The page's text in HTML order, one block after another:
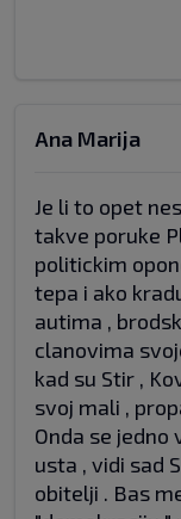
Ana Marija
Je li to opet
takve poruke
politickim
tepa i ako
autima ,
clanovima
kad su Stir ,
svoj mali ,
Onda se
usta , vidi sad
obitelji . Bas